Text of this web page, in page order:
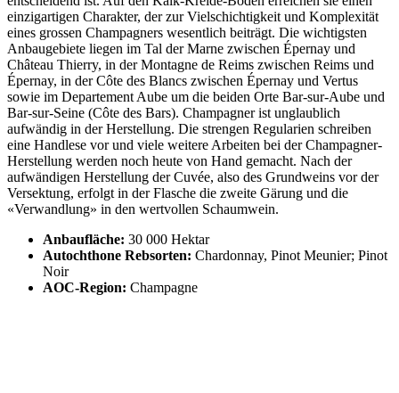
einzigartigen Charakter, der zur Vielschichtigkeit und Komplexität
eines grossen Champagners wesentlich beiträgt. Die wichtigsten
Anbaugebiete liegen im Tal der Marne zwischen Épernay und
Château Thierry, in der Montagne de Reims zwischen Reims und
Épernay, in der Côte des Blancs zwischen Épernay und Vertus
sowie im Departement Aube um die beiden Orte Bar-sur-Aube und
Bar-sur-Seine (Côte des Bars). Champagner ist unglaublich
aufwändig in der Herstellung. Die strengen Regularien schreiben
eine Handlese vor und viele weitere Arbeiten bei der Champagner-
Herstellung werden noch heute von Hand gemacht. Nach der
aufwändigen Herstellung der Cuvée, also des Grundweins vor der
Versektung, erfolgt in der Flasche die zweite Gärung und die
«Verwandlung» in den wertvollen Schaumwein.
Anbaufläche: 30 000 Hektar
Autochthone Rebsorten: Chardonnay, Pinot Meunier; Pinot
Noir
AOC-Region: Champagne